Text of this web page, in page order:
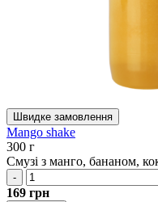
Швидке замовлення
Mango shake
300 г
Смузі з манго, бананом,
-
169 грн